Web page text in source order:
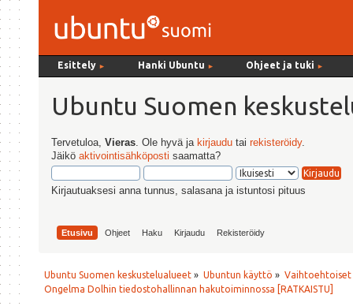
Esittely ► Hanki Ubuntu ► Ohjeet ja tuki ►
Ubuntu Suomen
Tervetuloa,Vieras . Ole hyvä ja kirjaudu tairekisteröidy.
Jäiköaktivointisähköposti saamatta?
Kirjautuaksesi anna tunnus, salasana ja istuntosi pituus
Etusivu Ohjeet Haku Kirjaudu Rekisteröidy
Ubuntu Suomen keskustelualueet » Ubuntun käyttö »
Ongelma Dolhin tiedostohallinnan hakutoiminnossa [RATKAISTU]